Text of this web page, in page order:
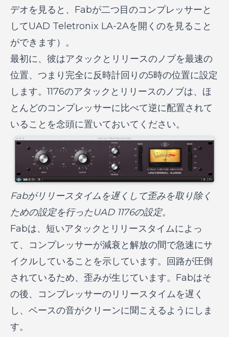
デオを見ると、Fabが二つ目のコンプレッサーと
してUAD Teletronix LA-2Aを開くのを見ること
ができます）。
最初に、彼はアタックとリリースのノブを最速の
位置、つまり完全に反時計回りの5時の位置に設定
します。1176のアタックとリリースのノブは、ほ
とんどのコンプレッサーに比べて逆に配置されて
いることを念頭に置いておいてください。
Fabがリリースタイムを遅くして歪みを取り除く
ための設定を行ったUAD 1176の設定。
Fabは、短いアタックとリリースタイムによっ
て、コンプレッサーが減衰と解放の間で急速にサ
イクルしていることを示しています。回路が圧倒
されているため、歪みが生じています。Fabはそ
の後、コンプレッサーのリリースタイムを遅く
し、ベースの音がクリーンに聞こえるようにしま
す。